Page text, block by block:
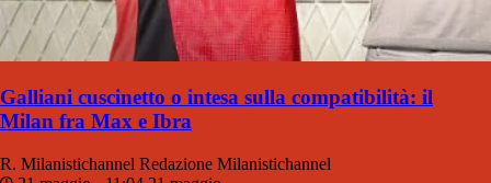
Galliani cuscinetto o intesa sulla compatibilità: il
Milan fra Max e Ibra
R. Milanistichannel Redazione Milanistichannel